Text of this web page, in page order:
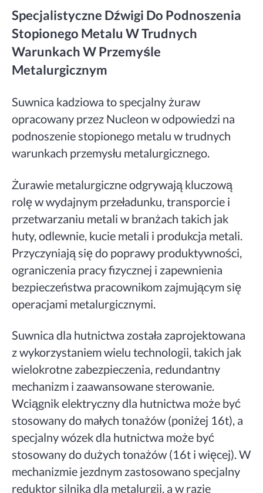
Specjalistyczne Dźwigi Do Podnoszenia
Stopionego Metalu W Trudnych
Warunkach W Przemyśle
Metalurgicznym
Suwnica kadziowa to specjalny żuraw
opracowany przez Nucleon w odpowiedzi na
podnoszenie stopionego metalu w trudnych
warunkach przemysłu metalurgicznego.
Żurawie metalurgiczne odgrywają kluczową
rolę w wydajnym przeładunku, transporcie i
przetwarzaniu metali w branżach takich jak
huty, odlewnie, kucie metali i produkcja metali.
Przyczyniają się do poprawy produktywności,
ograniczenia pracy fizycznej i zapewnienia
bezpieczeństwa pracownikom zajmującym się
operacjami metalurgicznymi.
Suwnica dla hutnictwa została zaprojektowana
z wykorzystaniem wielu technologii, takich jak
wielokrotne zabezpieczenia, redundantny
mechanizm i zaawansowane sterowanie.
Wciągnik elektryczny dla hutnictwa może być
stosowany do małych tonażów (poniżej 16t), a
specjalny wózek dla hutnictwa może być
stosowany do dużych tonażów (16t i więcej). W
mechanizmie jezdnym zastosowano specjalny
reduktor silnika dla metalurgii, a w razie